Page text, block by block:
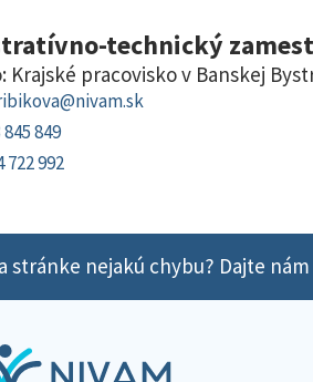
technický
Krajské pracovisko v Banskej
849
722 992
stránke nejakú chybu? Dajte